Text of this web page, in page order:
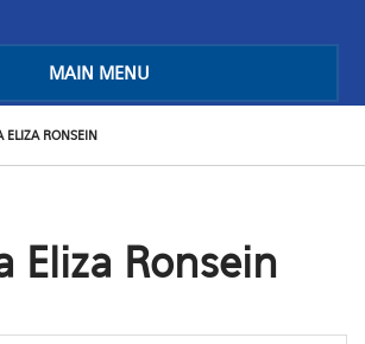
MAIN MENU
ELIZA RONSEIN
Eliza Ronsein